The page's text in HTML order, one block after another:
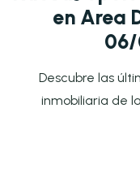
en Area
Descubre las
inmobiliaria de